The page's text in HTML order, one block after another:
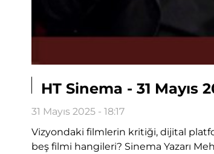
HT Sinema - 31
31 Mayıs 2025 - 18:17
Vizyondaki filmlerin kritiği, dijital
beş filmi hangileri? Sinema Yazarı